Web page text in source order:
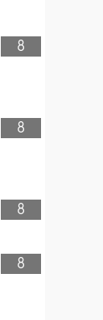
8
8
8
8